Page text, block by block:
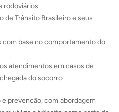
rodoviários
de Trânsito Brasileiro e seus
com base no comportamento do
atendimentos em casos de
do socorro
prevenção, com abordagem